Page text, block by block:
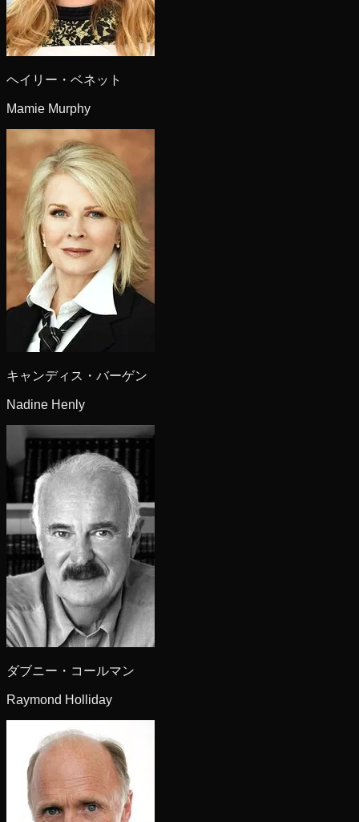
ヘイリー・ベネット
Mamie Murphy
キャンディス・バーゲン
Nadine Henly
ダブニー・コールマン
Raymond Holliday